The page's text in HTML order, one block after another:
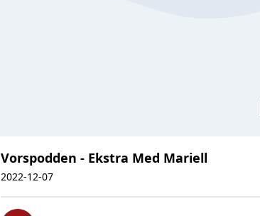
Vorspodden - Ekstra Med Mariell
2022-12-07